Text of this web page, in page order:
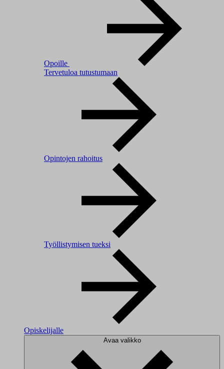
Opoille
Tervetuloa tutustumaan
Opintojen rahoitus
Työllistymisen tueksi
Opiskelijalle
Avaa valikko